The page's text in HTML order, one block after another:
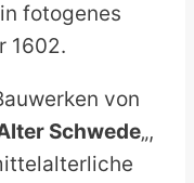
fotogenes
1602.
von
Schwede„,